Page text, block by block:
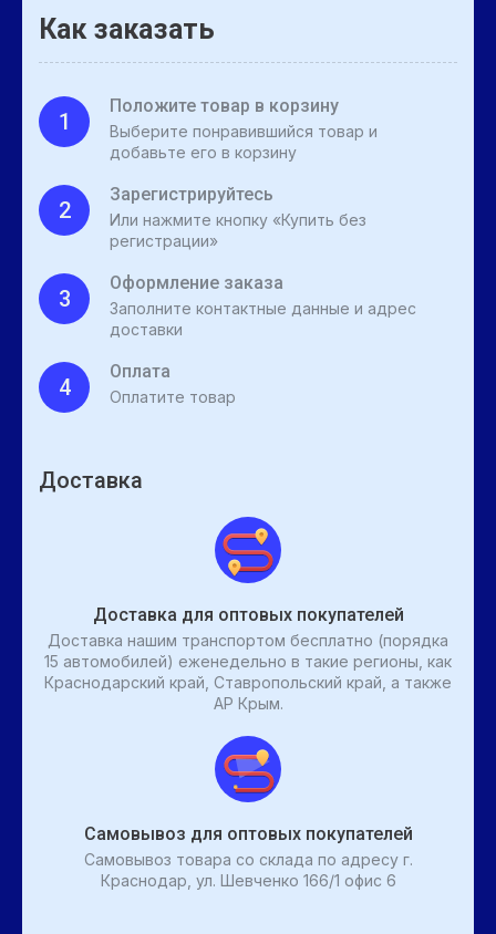
Как заказать
1
Положите товар в корзину
Выберите понравившийся товар и
добавьте его в корзину
2
Зарегистрируйтесь
Или нажмите кнопку «Купить без
регистрации»
3
Оформление заказа
Заполните контактные данные и адрес
доставки
4
Оплата
Оплатите товар
Доставка
Доставка для оптовых покупателей
Доставка нашим транспортом бесплатно (порядка
15 автомобилей) еженедельно в такие регионы, как
Краснодарский край, Ставропольский край, а также
АР Крым.
Самовывоз для оптовых покупателей
Самовывоз товара со склада по адресу г.
Краснодар, ул. Шевченко 166/1 офис 6